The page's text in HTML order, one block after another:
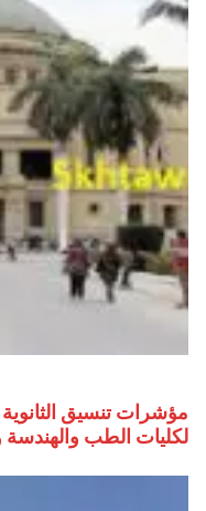
لكليات الطب والهندسة